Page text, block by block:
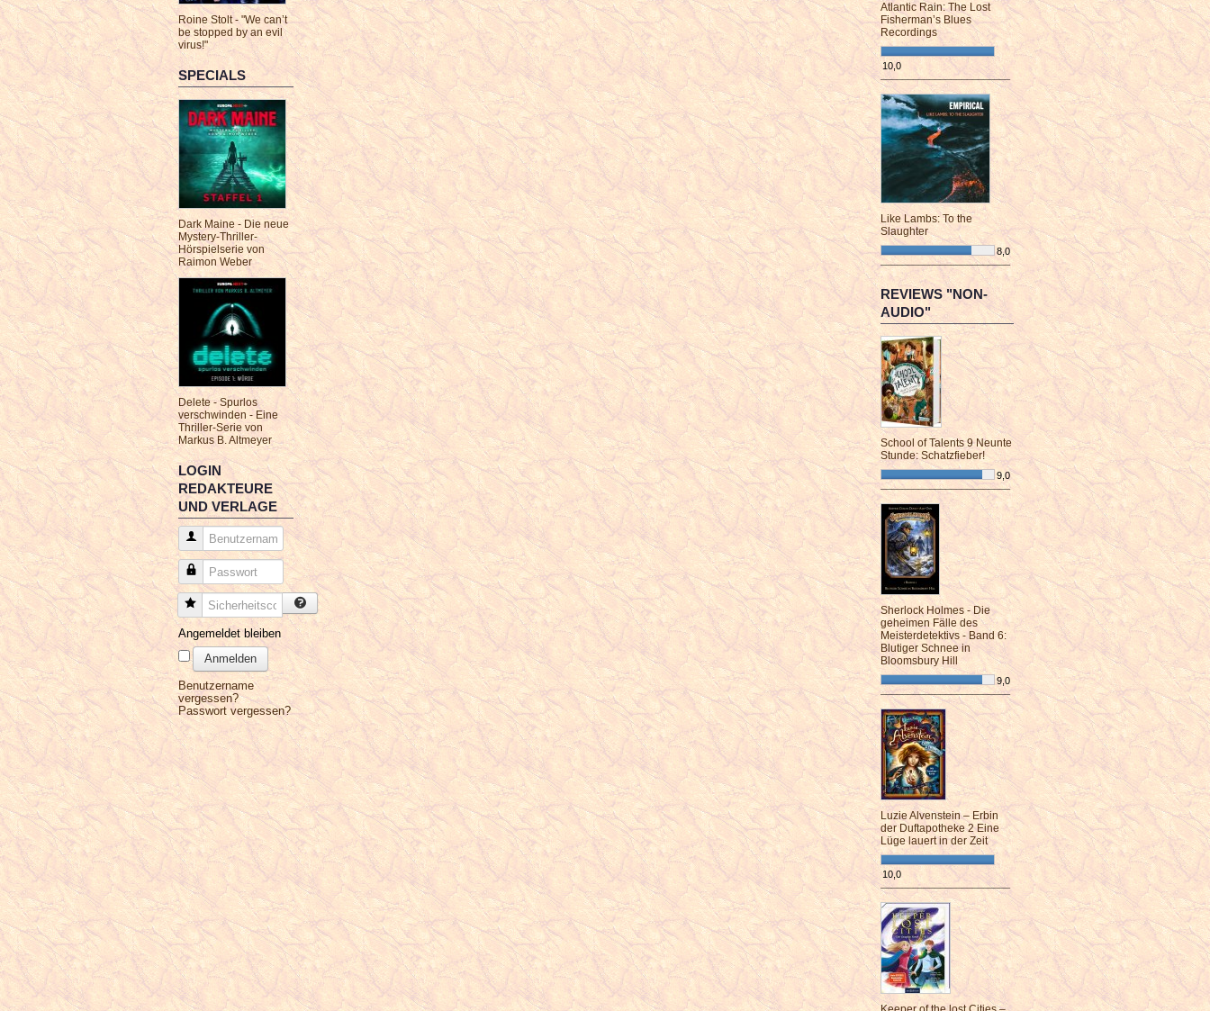
Roine Stolt - "We can’t
be stopped by an evil
virus!"
SPECIALS
Dark Maine - Die neue
Mystery-Thriller-
Hörspielserie von
Raimon Weber
Delete - Spurlos
verschwinden - Eine
Thriller-Serie von
Markus B. Altmeyer
LOGIN
REDAKTEURE
UND VERLAGE
Benutzername
Passwort
Sicherheitscode
Angemeldet bleiben
Anmelden
Benutzername
vergessen?
Passwort vergessen?
Atlantic Rain: The Lost
Fisherman’s Blues
Recordings
10,0
¯¯¯¯¯¯¯¯¯¯¯¯¯¯¯¯¯¯¯¯¯¯¯¯
Like Lambs: To the
Slaughter
8,0
¯¯¯¯¯¯¯¯¯¯¯¯¯¯¯¯¯¯¯¯¯¯¯¯
REVIEWS "NON-
AUDIO"
School of Talents 9 Neunte
Stunde: Schatzfieber!
9,0
¯¯¯¯¯¯¯¯¯¯¯¯¯¯¯¯¯¯¯¯¯¯¯¯
Sherlock Holmes - Die
geheimen Fälle des
Meisterdetektivs - Band 6:
Blutiger Schnee in
Bloomsbury Hill
9,0
¯¯¯¯¯¯¯¯¯¯¯¯¯¯¯¯¯¯¯¯¯¯¯¯
Luzie Alvenstein – Erbin
der Duftapotheke 2 Eine
Lüge lauert in der Zeit
10,0
¯¯¯¯¯¯¯¯¯¯¯¯¯¯¯¯¯¯¯¯¯¯¯¯